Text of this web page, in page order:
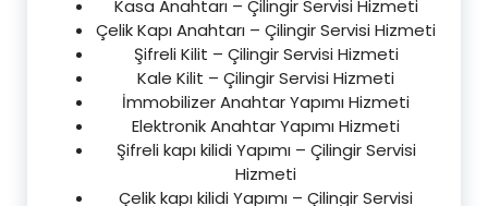
Kasa Anahtarı – Çilingir Servisi Hizmeti
Çelik Kapı Anahtarı – Çilingir Servisi Hizmeti
Şifreli Kilit – Çilingir Servisi Hizmeti
Kale Kilit – Çilingir Servisi Hizmeti
İmmobilizer Anahtar Yapımı Hizmeti
Elektronik Anahtar Yapımı Hizmeti
Şifreli kapı kilidi Yapımı – Çilingir Servisi
Hizmeti
Çelik kapı kilidi Yapımı – Çilingir Servisi